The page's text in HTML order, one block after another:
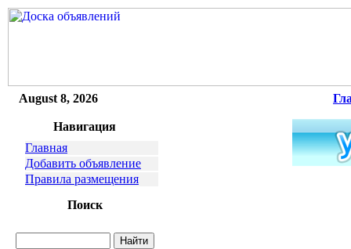
August 8, 2026
Навигация
Главная
Добавить объявление
Правила размещения
Поиск